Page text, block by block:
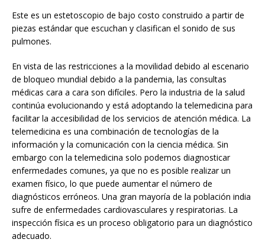
Este es un estetoscopio de bajo costo construido a partir de
piezas estándar que escuchan y clasifican el sonido de sus
pulmones.
En vista de las restricciones a la movilidad debido al escenario
de bloqueo mundial debido a la pandemia, las consultas
médicas cara a cara son difíciles. Pero la industria de la salud
continúa evolucionando y está adoptando la telemedicina para
facilitar la accesibilidad de los servicios de atención médica. La
telemedicina es una combinación de tecnologías de la
información y la comunicación con la ciencia médica. Sin
embargo con la telemedicina solo podemos diagnosticar
enfermedades comunes, ya que no es posible realizar un
examen físico, lo que puede aumentar el número de
diagnósticos erróneos. Una gran mayoría de la población india
sufre de enfermedades cardiovasculares y respiratorias. La
inspección física es un proceso obligatorio para un diagnóstico
adecuado.